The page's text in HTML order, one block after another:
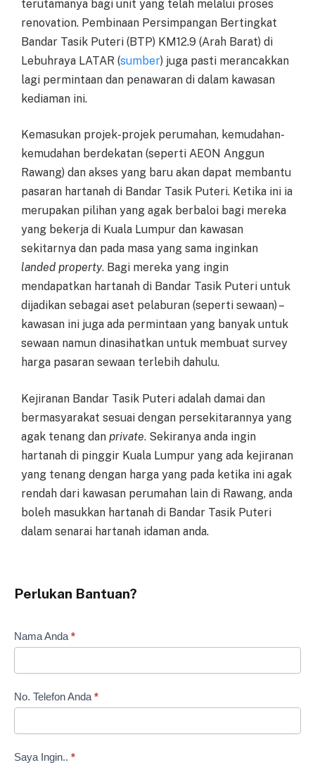
terutamanya bagi unit yang telah melalui proses
renovation. Pembinaan Persimpangan Bertingkat
Bandar Tasik Puteri (BTP) KM12.9 (Arah Barat) di
Lebuhraya LATAR (sumber) juga pasti merancakkan
lagi permintaan dan penawaran di dalam kawasan
kediaman ini.
Kemasukan projek-projek perumahan, kemudahan-
kemudahan berdekatan (seperti AEON Anggun
Rawang) dan akses yang baru akan dapat membantu
pasaran hartanah di Bandar Tasik Puteri. Ketika ini ia
merupakan pilihan yang agak berbaloi bagi mereka
yang bekerja di Kuala Lumpur dan kawasan
sekitarnya dan pada masa yang sama inginkan
landed property. Bagi mereka yang ingin
mendapatkan hartanah di Bandar Tasik Puteri untuk
dijadikan sebagai aset pelaburan (seperti sewaan) –
kawasan ini juga ada permintaan yang banyak untuk
sewaan namun dinasihatkan untuk membuat survey
harga pasaran sewaan terlebih dahulu.
Kejiranan Bandar Tasik Puteri adalah damai dan
bermasyarakat sesuai dengan persekitarannya yang
agak tenang dan private. Sekiranya anda ingin
hartanah di pinggir Kuala Lumpur yang ada kejiranan
yang tenang dengan harga yang pada ketika ini agak
rendah dari kawasan perumahan lain di Rawang, anda
boleh masukkan hartanah di Bandar Tasik Puteri
dalam senarai hartanah idaman anda.
Perlukan Bantuan?
Borang
Nama Anda *
No. Telefon Anda *
Saya Ingin.. *